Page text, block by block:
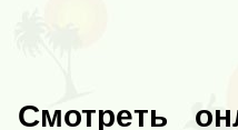
Смотреть